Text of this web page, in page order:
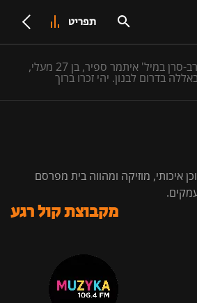
תפריט
רב-סרן במיל' איתמר ספיר, בן 27 מעלי,
בדרום לבנון. יהי זכרו ברוך
איכותי, מוזיקה ומהווה בית מפרסם
מקבוצת קול רגע